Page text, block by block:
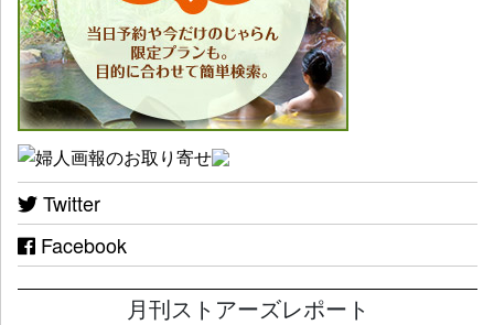
Twitter
Facebook
月刊ストアーズレポート